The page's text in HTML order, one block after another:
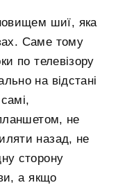
шиї, яка
Саме тому
по телевізору
на відстані
не
назад, не
сторону
а якщо